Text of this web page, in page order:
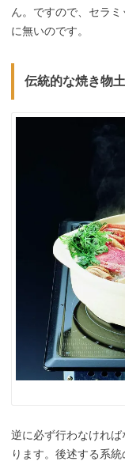
ん。ですので、セラ
に無いのです。
伝統的な焼き物
逆に必ず行わなけれ
ります。後述する系